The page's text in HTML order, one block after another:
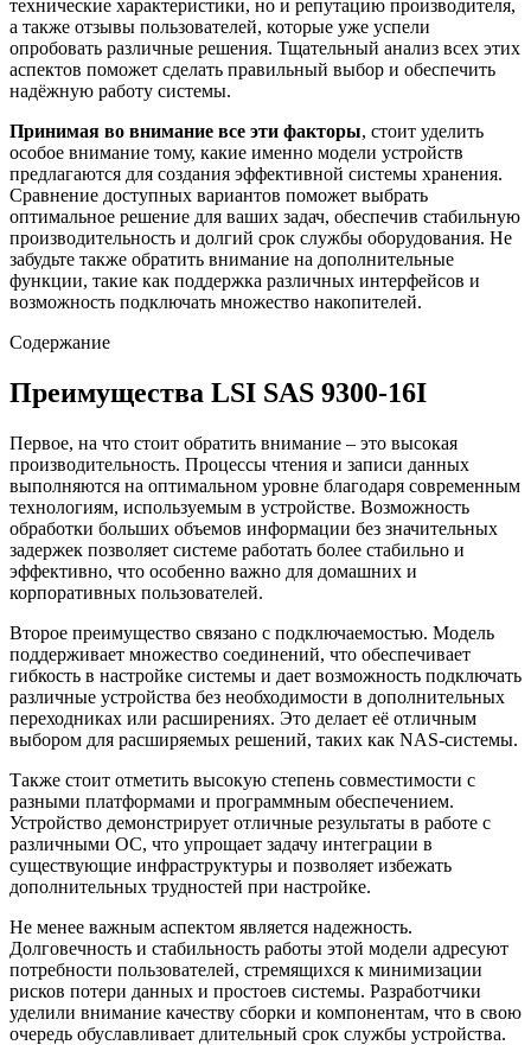
технические характеристики, но и репутацию производителя,
а также отзывы пользователей, которые уже успели
опробовать различные решения. Тщательный анализ всех этих
аспектов поможет сделать правильный выбор и обеспечить
надёжную работу системы.
Принимая во внимание все эти факторы, стоит уделить
особое внимание тому, какие именно модели устройств
предлагаются для создания эффективной системы хранения.
Сравнение доступных вариантов поможет выбрать
оптимальное решение для ваших задач, обеспечив стабильную
производительность и долгий срок службы оборудования. Не
забудьте также обратить внимание на дополнительные
функции, такие как поддержка различных интерфейсов и
возможность подключать множество накопителей.
Содержание
Преимущества LSI SAS 9300-16I
Первое, на что стоит обратить внимание – это высокая
производительность. Процессы чтения и записи данных
выполняются на оптимальном уровне благодаря современным
технологиям, используемым в устройстве. Возможность
обработки больших объемов информации без значительных
задержек позволяет системе работать более стабильно и
эффективно, что особенно важно для домашних и
корпоративных пользователей.
Второе преимущество связано с подключаемостью. Модель
поддерживает множество соединений, что обеспечивает
гибкость в настройке системы и дает возможность подключать
различные устройства без необходимости в дополнительных
переходниках или расширениях. Это делает её отличным
выбором для расширяемых решений, таких как NAS-системы.
Также стоит отметить высокую степень совместимости с
разными платформами и программным обеспечением.
Устройство демонстрирует отличные результаты в работе с
различными ОС, что упрощает задачу интеграции в
существующие инфраструктуры и позволяет избежать
дополнительных трудностей при настройке.
Не менее важным аспектом является надежность.
Долговечность и стабильность работы этой модели адресуют
потребности пользователей, стремящихся к минимизации
рисков потери данных и простоев системы. Разработчики
уделили внимание качеству сборки и компонентам, что в свою
очередь обуславливает длительный срок службы устройства.